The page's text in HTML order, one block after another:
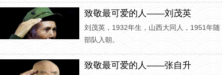
致敬最可爱的人——刘茂英
刘茂英，1932年生，山西大同人，1951年随
部队入朝。
致敬最可爱的人——张自升